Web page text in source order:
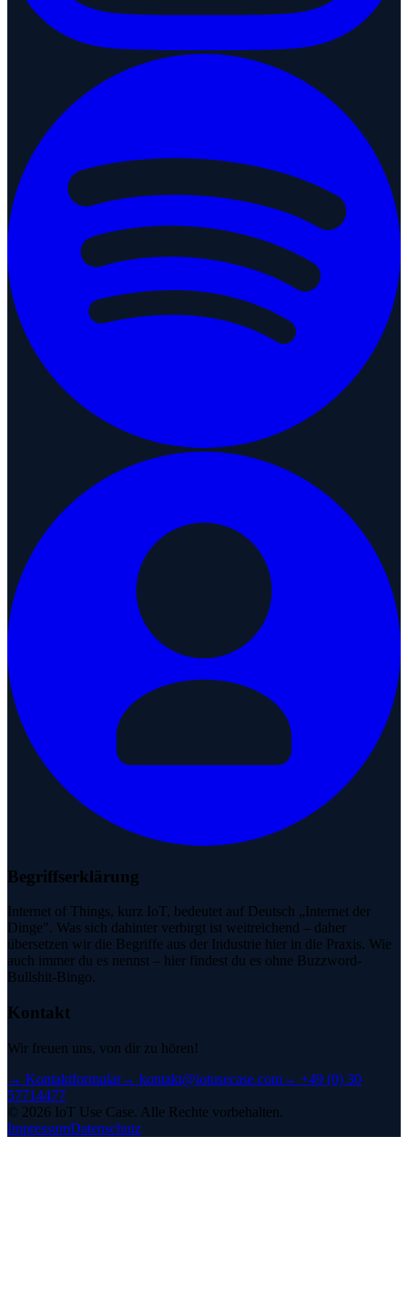
Begriffserklärung
Internet of Things, kurz IoT, bedeutet auf Deutsch „Internet der
Dinge". Was sich dahinter verbirgt ist weitreichend – daher
übersetzen wir die Begriffe aus der Industrie hier in die Praxis. Wie
auch immer du es nennst – hier findest du es ohne Buzzword-
Bullshit-Bingo.
Kontakt
Wir freuen uns, von dir zu hören!
→ Kontaktformular→ kontakt@iotusecase.com→ +49 (0) 30
57714477
© 2026 IoT Use Case. Alle Rechte vorbehalten.
ImpressumDatenschutz